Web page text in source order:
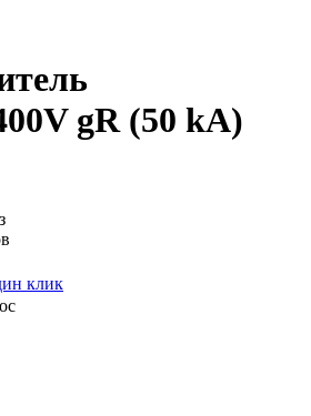
gR (50 kA)
клик